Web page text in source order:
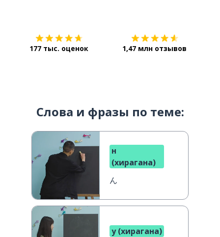
177 тыс. оценок 1,47 млн отзывов
Слова и фразы по теме:
н
(хирагана)
ん
у (хирагана)